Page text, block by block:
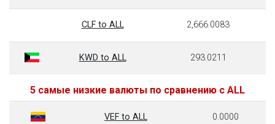
CLF to ALL 2,666.0083
KWD to ALL 293.0211
5 самые низкие валюты по сравнению с ALL
VEF to ALL 0.0000